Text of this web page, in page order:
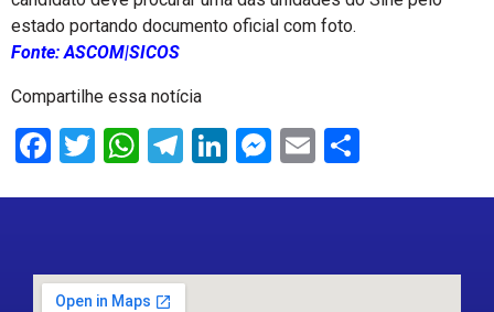
estado portando documento oficial com foto.
Fonte: ASCOM|SICOS
Compartilhe essa notícia
Facebook
Twitter
WhatsApp
Telegram
LinkedIn
Messenger
Email